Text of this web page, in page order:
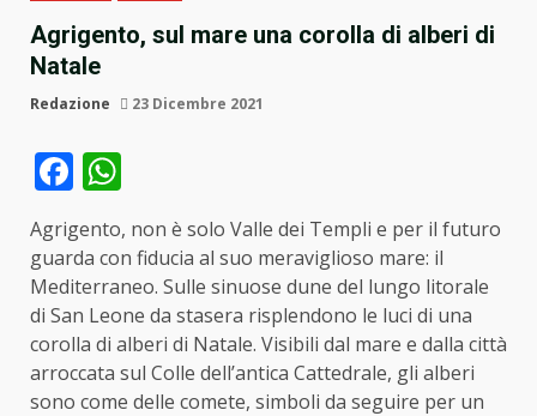
Agrigento, sul mare una corolla di alberi di
Natale
Redazione 23 Dicembre 2021
Facebook
Agrigento, non è solo Valle dei Templi e per il futuro
guarda con fiducia al suo meraviglioso mare: il
Mediterraneo. Sulle sinuose dune del lungo litorale
di San Leone da stasera risplendono le luci di una
corolla di alberi di Natale. Visibili dal mare e dalla città
arroccata sul Colle dell’antica Cattedrale, gli alberi
sono come delle comete, simboli da seguire per un